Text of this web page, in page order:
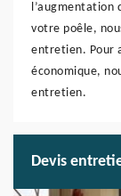
l’augmentation
votre poêle,
entretien. Pour
économique,
entretien.
Devis